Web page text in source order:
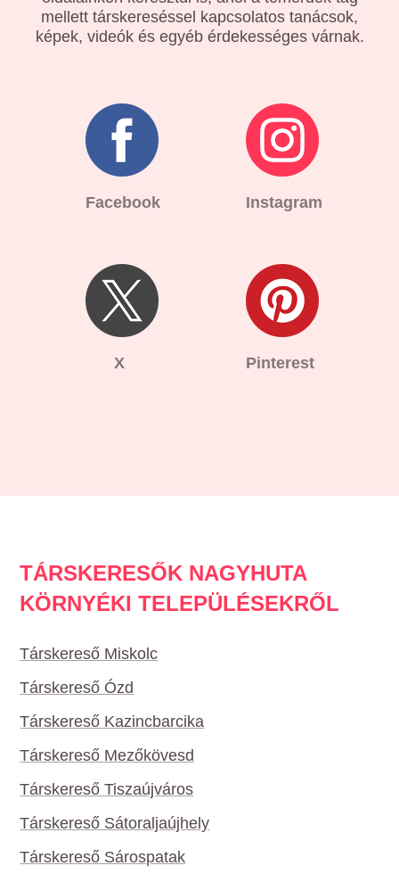
mellett társkereséssel kapcsolatos tanácsok,
képek, videók és egyéb érdekességes várnak.
Facebook Instagram
X Pinterest
TÁRSKERESŐK NAGYHUTA
KÖRNYÉKI TELEPÜLÉSEKRŐL
Társkereső Miskolc
Társkereső Ózd
Társkereső Kazincbarcika
Társkereső Mezőkövesd
Társkereső Tiszaújváros
Társkereső Sátoraljaújhely
Társkereső Sárospatak